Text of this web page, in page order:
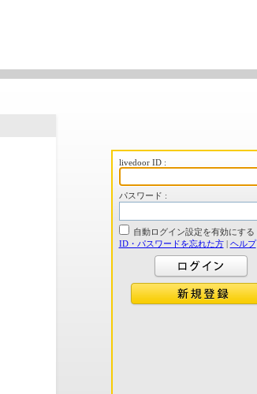
livedoor ID :
パスワード :
自動ログイン設定を有効にする
ID・パスワードを忘れた方| ヘルプ